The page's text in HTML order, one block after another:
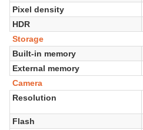
Pixel density
HDR
Storage
Built-in memory
External memory
Camera
Resolution
Flash